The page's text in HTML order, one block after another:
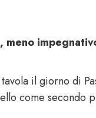
meno
il giorno di
come secondo